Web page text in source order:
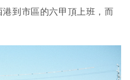
到市區的六甲頂上班，而